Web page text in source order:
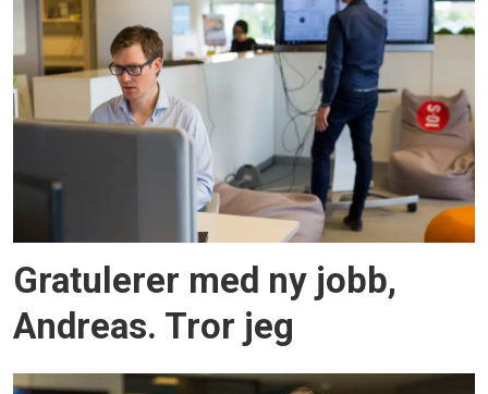
Gratulerer med ny jobb,
Andreas. Tror jeg